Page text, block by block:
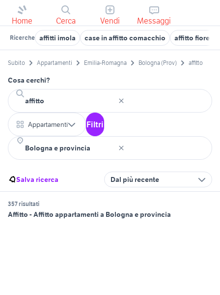
Home Cerca Vendi Messaggi
Ricerche affitti imola case in affitto comacchio affitto
Subito Appartamenti Emilia-Romagna Bologna (Prov) affitto
Cosa cerchi?
Appartamenti Filtri
Salva ricerca Dal più recente
357 risultati
Affitto - Affitto appartamenti a Bologna e provincia